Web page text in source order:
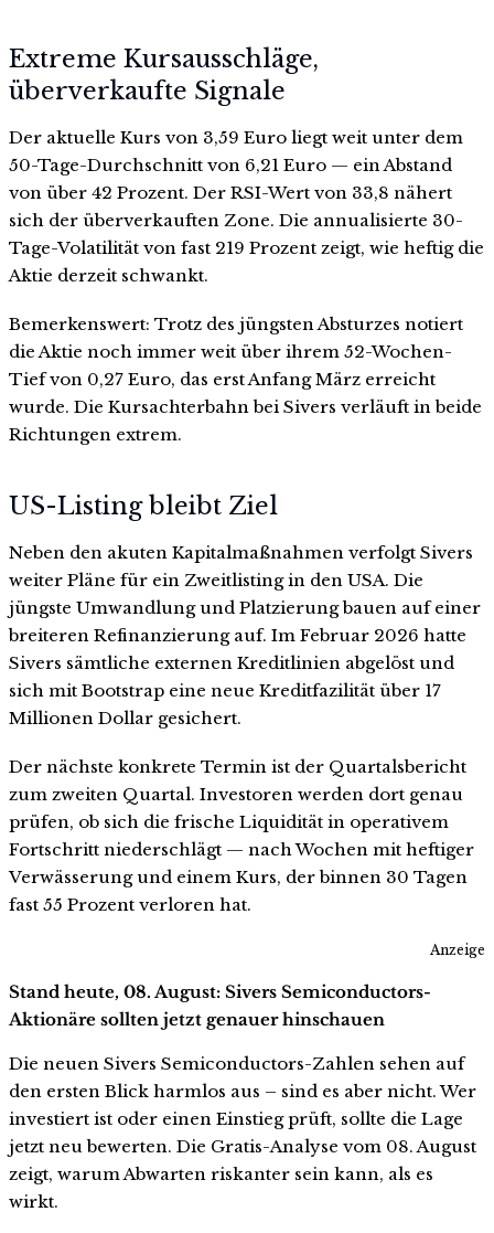
Extreme Kursausschläge,
überverkaufte Signale
Der aktuelle Kurs von 3,59 Euro liegt weit unter dem
50-Tage-Durchschnitt von 6,21 Euro — ein Abstand
von über 42 Prozent. Der RSI-Wert von 33,8 nähert
sich der überverkauften Zone. Die annualisierte 30-
Tage-Volatilität von fast 219 Prozent zeigt, wie heftig die
Aktie derzeit schwankt.
Bemerkenswert: Trotz des jüngsten Absturzes notiert
die Aktie noch immer weit über ihrem 52-Wochen-
Tief von 0,27 Euro, das erst Anfang März erreicht
wurde. Die Kursachterbahn bei Sivers verläuft in beide
Richtungen extrem.
US-Listing bleibt Ziel
Neben den akuten Kapitalmaßnahmen verfolgt Sivers
weiter Pläne für ein Zweitlisting in den USA. Die
jüngste Umwandlung und Platzierung bauen auf einer
breiteren Refinanzierung auf. Im Februar 2026 hatte
Sivers sämtliche externen Kreditlinien abgelöst und
sich mit Bootstrap eine neue Kreditfazilität über 17
Millionen Dollar gesichert.
Der nächste konkrete Termin ist der Quartalsbericht
zum zweiten Quartal. Investoren werden dort genau
prüfen, ob sich die frische Liquidität in operativem
Fortschritt niederschlägt — nach Wochen mit heftiger
Verwässerung und einem Kurs, der binnen 30 Tagen
fast 55 Prozent verloren hat.
Anzeige
Stand heute, 08. August: Sivers Semiconductors-
Aktionäre sollten jetzt genauer hinschauen
Die neuen Sivers Semiconductors-Zahlen sehen auf
den ersten Blick harmlos aus – sind es aber nicht. Wer
investiert ist oder einen Einstieg prüft, sollte die Lage
jetzt neu bewerten. Die Gratis-Analyse vom 08. August
zeigt, warum Abwarten riskanter sein kann, als es
wirkt.